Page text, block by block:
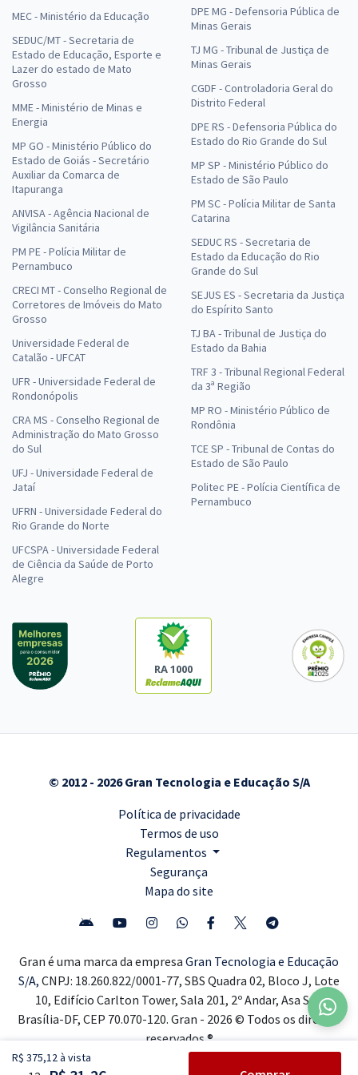
R$ 375,12 à vista
MEC - Ministério da Educação
SEDUC/MT - Secretaria de
Estado de Educação, Esporte e
Lazer do estado de Mato
Grosso
MME - Ministério de Minas e
Energia
MP GO - Ministério Público do
Estado de Goiás - Secretário
Auxiliar da Comarca de
Itapuranga
ANVISA - Agência Nacional de
Vigilância Sanitária
PM PE - Polícia Militar de
Pernambuco
CRECI MT - Conselho Regional de
Corretores de Imóveis do Mato
Grosso
Universidade Federal de
Catalão - UFCAT
UFR - Universidade Federal de
Rondonópolis
CRA MS - Conselho Regional de
Administração do Mato Grosso
do Sul
UFJ - Universidade Federal de
Jataí
UFRN - Universidade Federal do
Rio Grande do Norte
UFCSPA - Universidade Federal
de Ciência da Saúde de Porto
Alegre
DPE MG - Defensoria Pública de
Minas Gerais
TJ MG - Tribunal de Justiça de
Minas Gerais
CGDF - Controladoria Geral do
Distrito Federal
DPE RS - Defensoria Pública do
Estado do Rio Grande do Sul
MP SP - Ministério Público do
Estado de São Paulo
PM SC - Polícia Militar de Santa
Catarina
SEDUC RS - Secretaria de
Estado da Educação do Rio
Grande do Sul
SEJUS ES - Secretaria da Justiça
do Espírito Santo
TJ BA - Tribunal de Justiça do
Estado da Bahia
TRF 3 - Tribunal Regional Federal
da 3ª Região
MP RO - Ministério Público de
Rondônia
TCE SP - Tribunal de Contas do
Estado de São Paulo
Politec PE - Polícia Científica de
Pernambuco
RA 1000
© 2012 - 2026 Gran Tecnologia e Educação S/A
Política de privacidade
Termos de uso
Regulamentos
Segurança
Mapa do site
Gran é uma marca da empresa Gran Tecnologia e Educação
S/A, CNPJ: 18.260.822/0001-77, SBS Quadra 02, Bloco J, Lote
10, Edifício Carlton Tower, Sala 201, 2º Andar, Asa Sul,
Brasília-DF, CEP 70.070-120. Gran - 2026 © Todos os direitos
reservados ®